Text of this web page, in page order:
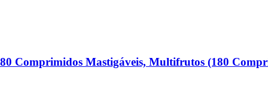
Comprimidos Mastigáveis, Multifrutos (180